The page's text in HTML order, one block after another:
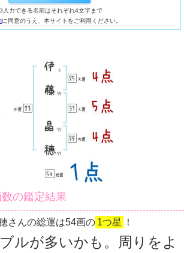
力できる名前はそれぞれ4文字まで
に同意のうえ、本サイトをご利用ください。
の鑑定結果
さんの総運は54画の 1つ星 ！
ルが多いかも。周りをよ